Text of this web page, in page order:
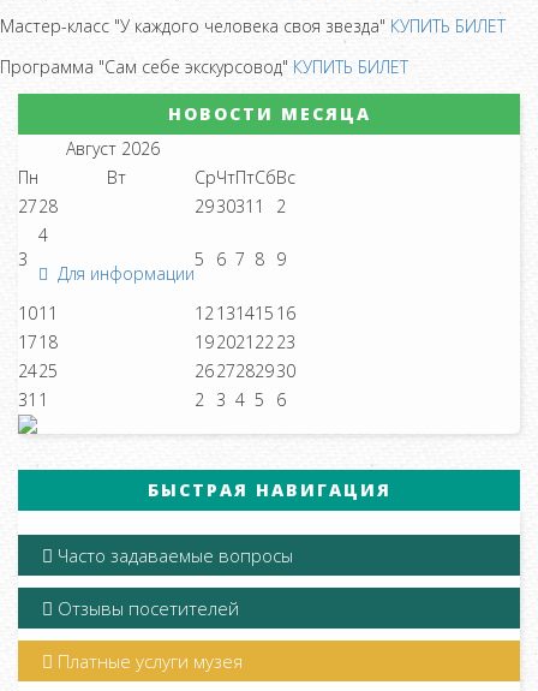
Мастер-класс "У каждого человека своя звезда" КУПИТЬ БИЛЕТ
Программа "Сам себе экскурсовод" КУПИТЬ БИЛЕТ
НОВОСТИ МЕСЯЦА
Август 2026
Пн
Вт СрЧтПтСбВс
2728 293031 1 2
3
4
Для информации
5 6 7 8 9
1011 12131415 16
1718 192021 2223
2425 2627282930
31 1 2 3 4 5 6
БЫСТРАЯ НАВИГАЦИЯ
Часто задаваемые вопросы
Отзывы посетителей
Платные услуги музея